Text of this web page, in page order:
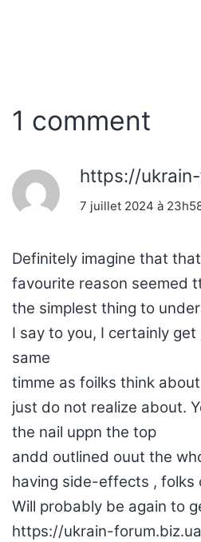
1 comment
https://
7 juillet 2024 à
Definitely imagine that
favourite reason seemed
the simplest thing to
I say to you, I certainly
same
timme as foilks think
just do not realize about.
the nail uppn the top
andd outlined ouut the
having side-effects , folks
Will probably be again to
https://ukrain-